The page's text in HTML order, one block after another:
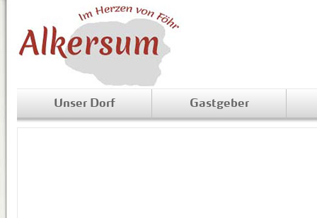
Unser Dorf Gastgeber